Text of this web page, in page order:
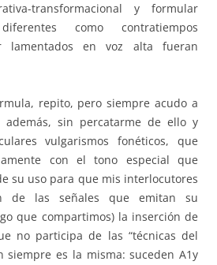
transformacional y formular
como contratiempos
lamentados en voz alta fueran
repito, pero siempre acudo a
sin percatarme de ello y
vulgarismos fonéticos, que
con el tono especial que
su uso para que mis interlocutores
de las señales que emitan su
que compartimos) la inserción de
no participa de las “técnicas del
siempre es la misma: suceden A1y